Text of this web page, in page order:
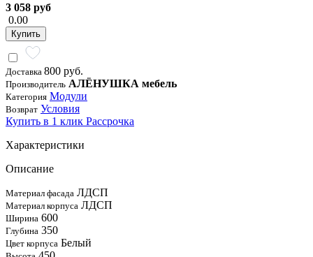
3 058 руб
0.00
Купить
Доставка 800 руб.
Производитель АЛЁНУШКА мебель
Категория Модули
Возврат Условия
Купить в 1 клик Рассрочка
Характеристики
Описание
Материал фасада ЛДСП
Материал корпуса ЛДСП
Ширина 600
Глубина 350
Цвет корпуса Белый